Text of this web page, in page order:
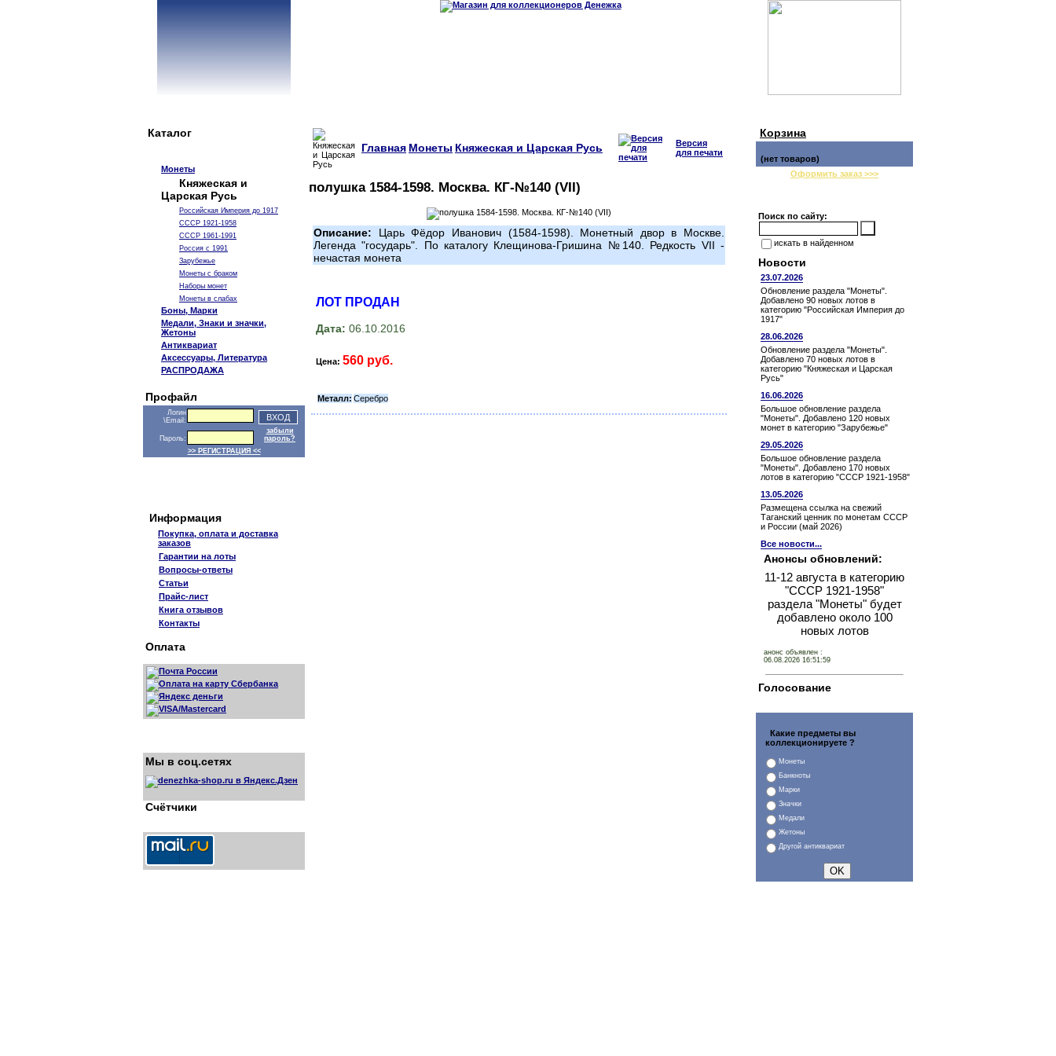
Каталог
Монеты
Княжеская и
Царская Русь
Российская Империя до 1917
СССР 1921-1958
СССР 1961-1991
Россия с 1991
Зарубежье
Монеты с браком
Наборы монет
Монеты в слабах
Боны, Марки
Медали, Знаки и значки,
Жетоны
Антиквариат
Аксессуары, Литература
РАСПРОДАЖА
Профайл
Логин
\Email:
Пароль:
забыли
пароль?
>> РЕГИСТРАЦИЯ <<
Информация
Покупка, оплата и доставка
заказов
Гарантии на лоты
Вопросы-ответы
Статьи
Прайс-лист
Книга отзывов
Контакты
Оплата
Мы в соц.сетях
Счётчики
Главная Монеты Княжеская и Царская Русь
Версия
для печати
полушка 1584-1598. Москва. КГ-№140 (VII)
Описание: Царь Фёдор Иванович (1584-1598). Монетный двор в Москве.
Легенда "государь". По каталогу Клещинова-Гришина №140. Редкость VII -
нечастая монета
ЛОТ ПРОДАН
Дата: 06.10.2016
Цена: 560 руб.
Металл: Серебро
Корзина
(нет товаров)
Оформить заказ >>>
Поиск по сайту:
искать в найденном
Новости
23.07.2026
Обновление раздела "Монеты".
Добавлено 90 новых лотов в
категорию "Российская Империя до
1917"
28.06.2026
Обновление раздела "Монеты".
Добавлено 70 новых лотов в
категорию "Княжеская и Царская
Русь"
16.06.2026
Большое обновление раздела
"Монеты". Добавлено 120 новых
монет в категорию "Зарубежье"
29.05.2026
Большое обновление раздела
"Монеты". Добавлено 170 новых
лотов в категорию "СССР 1921-1958"
13.05.2026
Размещена ссылка на свежий
Таганский ценник по монетам СССР
и России (май 2026)
Все новости...
Анонсы обновлений:
11-12 августа в категорию
"СССР 1921-1958"
раздела "Монеты" будет
добавлено около 100
новых лотов
анонс объявлен :
06.08.2026 16:51:59
Голосование
Какие предметы вы
коллекционируете ?
Монеты
Банкноты
Марки
Значки
Медали
Жетоны
Другой антиквариат